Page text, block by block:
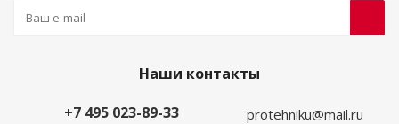
Наши контакты
+7 495 023-89-33
protehniku@mail.ru